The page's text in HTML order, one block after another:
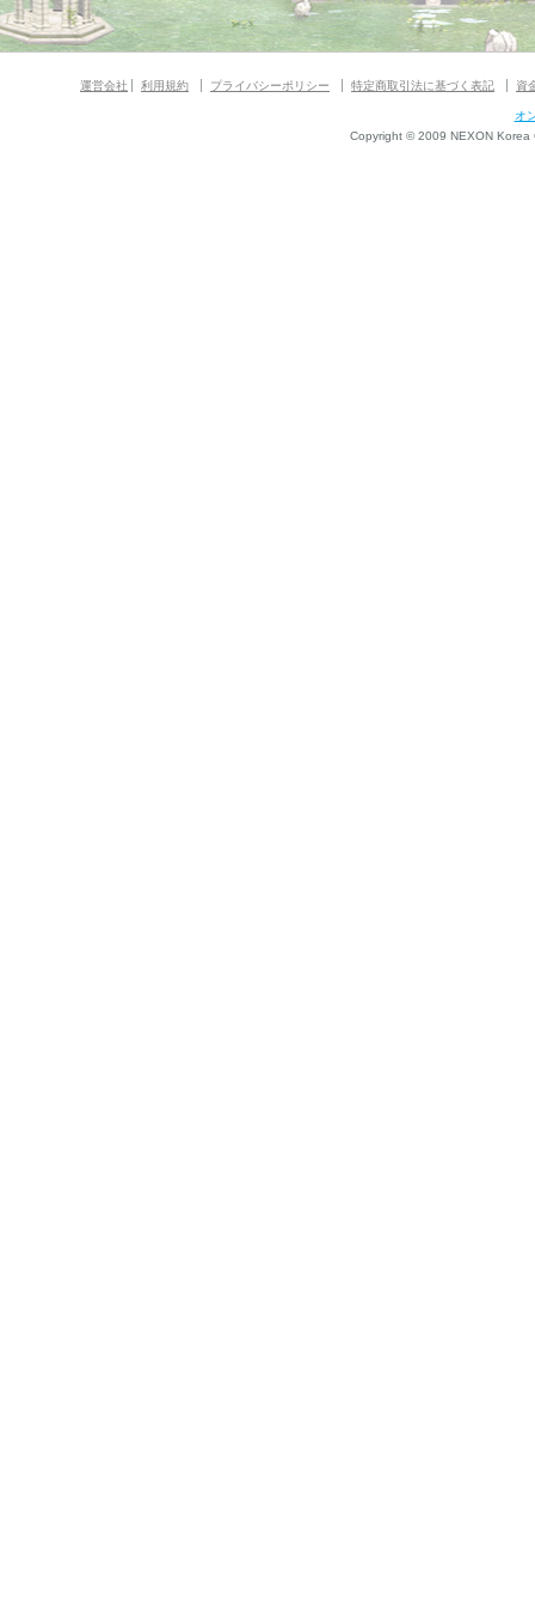
運営会社 利用規約 プライバシーポリシー 特定商取引法に基づく表記 資
オ
Copyright © 2009 NEXON Korea